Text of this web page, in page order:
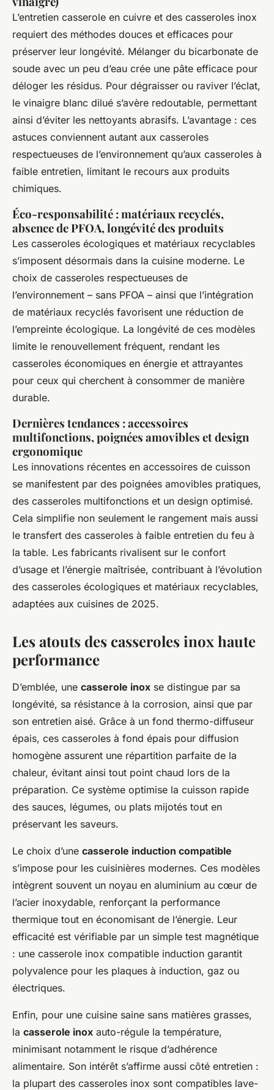
L’entretien casserole en cuivre et des casseroles inox
requiert des méthodes douces et efficaces pour
préserver leur longévité. Mélanger du bicarbonate de
soude avec un peu d’eau crée une pâte efficace pour
déloger les résidus. Pour dégraisser ou raviver l’éclat,
le vinaigre blanc dilué s’avère redoutable, permettant
ainsi d’éviter les nettoyants abrasifs. L’avantage : ces
astuces conviennent autant aux casseroles
respectueuses de l’environnement qu’aux casseroles à
faible entretien, limitant le recours aux produits
chimiques.
Éco-responsabilité : matériaux recyclés,
absence de PFOA, longévité des produits
Les casseroles écologiques et matériaux recyclables
s’imposent désormais dans la cuisine moderne. Le
choix de casseroles respectueuses de
l’environnement – sans PFOA – ainsi que l’intégration
de matériaux recyclés favorisent une réduction de
l’empreinte écologique. La longévité de ces modèles
limite le renouvellement fréquent, rendant les
casseroles économiques en énergie et attrayantes
pour ceux qui cherchent à consommer de manière
durable.
Dernières tendances : accessoires
multifonctions, poignées amovibles et design
ergonomique
Les innovations récentes en accessoires de cuisson
se manifestent par des poignées amovibles pratiques,
des casseroles multifonctions et un design optimisé.
Cela simplifie non seulement le rangement mais aussi
le transfert des casseroles à faible entretien du feu à
la table. Les fabricants rivalisent sur le confort
d’usage et l’énergie maîtrisée, contribuant à l’évolution
des casseroles écologiques et matériaux recyclables,
adaptées aux cuisines de 2025.
Les atouts des casseroles inox haute
performance
D’emblée, une casserole inox se distingue par sa
longévité, sa résistance à la corrosion, ainsi que par
son entretien aisé. Grâce à un fond thermo-diffuseur
épais, ces casseroles à fond épais pour diffusion
homogène assurent une répartition parfaite de la
chaleur, évitant ainsi tout point chaud lors de la
préparation. Ce système optimise la cuisson rapide
des sauces, légumes, ou plats mijotés tout en
préservant les saveurs.
Le choix d’une casserole induction compatible
s’impose pour les cuisinières modernes. Ces modèles
intègrent souvent un noyau en aluminium au cœur de
l’acier inoxydable, renforçant la performance
thermique tout en économisant de l’énergie. Leur
efficacité est vérifiable par un simple test magnétique
: une casserole inox compatible induction garantit
polyvalence pour les plaques à induction, gaz ou
électriques.
Enfin, pour une cuisine saine sans matières grasses,
la casserole inox auto-régule la température,
minimisant notamment le risque d’adhérence
alimentaire. Son intérêt s’affirme aussi côté entretien :
la plupart des casseroles inox sont compatibles lave-